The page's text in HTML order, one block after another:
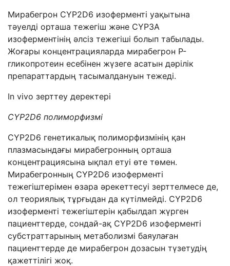
Мирабегрон CYP2D6 изоферменті уақытына
тәуелді орташа тежегіш және CYP3A
изоферментінің әлсіз тежегіші болып табылады.
Жоғары концентрацияларда мирабегрон P-
гликопротеин есебінен жүзеге асатын дәрілік
препараттардың тасымалдануын тежеді.
Іn vivo зерттеу деректері
CYP2D6 полиморфизмі
CYP2D6 генетикалық полиморфизмінің қан
плазмасындағы мирабегронның орташа
концентрациясына ықпал етуі өте төмен.
Мирабегронның CYP2D6 изоферменті
тежегіштерімен өзара әрекеттесуі зерттелмесе де,
ол теориялық тұрғыдан да күтілмейді. CYP2D6
изоферменті тежегіштерін қабылдап жүрген
пациенттерде, сондай-ақ CYP2D6 изоферменті
субстраттарының метаболизмі баяулаған
пациенттерде де мирабегрон дозасын түзетудің
қажеттілігі жоқ.